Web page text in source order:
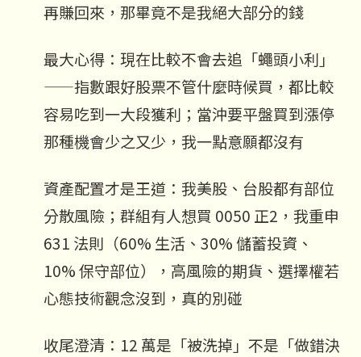
再賺回來，那畢竟不是我絕大部分的錢
最大心得：現在比較不會去追「蠅頭小利」
——指數跟好股票不管什麼時候買，都比較
容易吃到一大段獲利；當沖要平盤買到漲停
那種機會少之又少，我一點意願都沒有
資產配置才是王道：我美股、台股都有部位
分散風險；群組有人想買 0050 正2，我重申
631 法則（60% 生活、30% 儲蓄投資、
10% 保守部位），高風險的期貨、選擇權若
心態技術觀念沒到，真的別碰
收尾澄清：12 萬是「被洗掉」不是「做錯決